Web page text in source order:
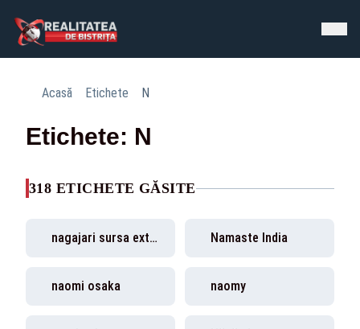
Acasă Etichete N
Etichete: N
318 ETICHETE GĂSITE
nagajari sursa externa Namaste India
naomi osaka naomy